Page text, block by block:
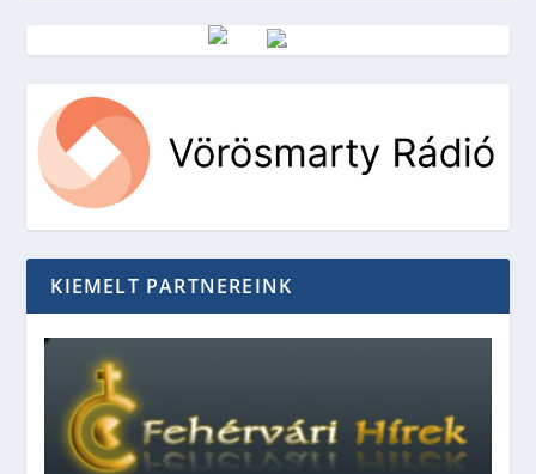
Vörösmarty Rádió
KIEMELT PARTNEREINK